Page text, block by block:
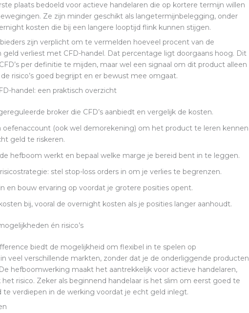
plaats bedoeld voor actieve handelaren die op kortere termijn willen
Ze zijn minder geschikt als langetermijnbelegging, onder
kosten die bij een langere looptijd flink kunnen stijgen.
zijn verplicht om te vermelden hoeveel procent van de
geld verliest met CFD-handel. Dat percentage ligt doorgaans hoog. Dit
per definitie te mijden, maar wel een signaal om dit product alleen
risico’s goed begrijpt en er bewust mee omgaat.
handel: een praktisch overzicht
broker die CFD’s aanbiedt en vergelijk de kosten.
oefenaccount (ook wel demorekening) om het product te leren kennen
geld te riskeren.
hefboom werkt en bepaal welke marge je bereid bent in te leggen.
stel stop-loss orders in om je verlies te begrenzen.
en bouw ervaring op voordat je grotere posities opent.
bij, vooral de overnight kosten als je posities langer aanhoudt.
én risico’s
biedt de mogelijkheid om flexibel in te spelen op
veel verschillende markten, zonder dat je de onderliggende producten
hefboomwerking maakt het aantrekkelijk voor actieve handelaren,
risico. Zeker als beginnend handelaar is het slim om eerst goed te
te verdiepen in de werking voordat je echt geld inlegt.